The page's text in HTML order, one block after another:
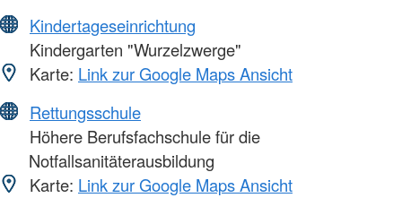
Kindertageseinrichtung
Kindergarten "Wurzelzwerge"
Karte: Link zur Google Maps Ansicht
Rettungsschule
Höhere Berufsfachschule für die
Notfallsanitäterausbildung
Karte: Link zur Google Maps Ansicht